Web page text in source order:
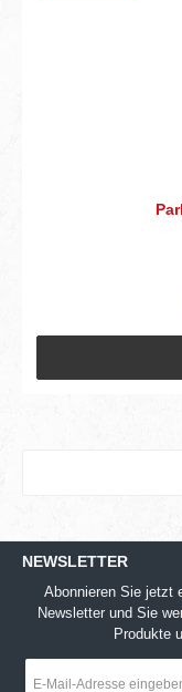
NEWSLETTER
Abonnieren Sie jetzt
Newsletter und Sie
Produkte
Mail-